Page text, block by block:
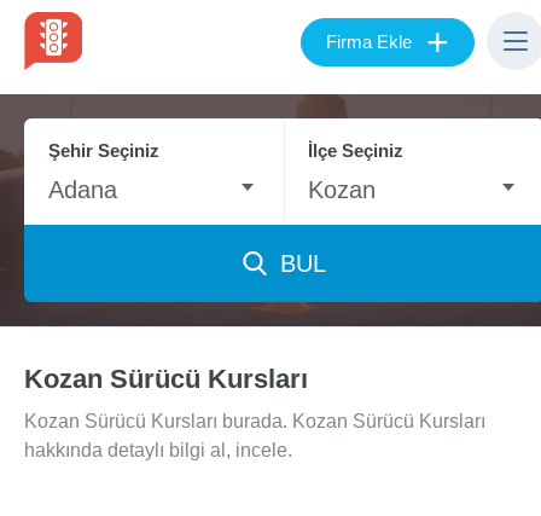
Firma Ekle +
Şehir Seçiniz
Adana
İlçe Seçiniz
Kozan
BUL
Kozan Sürücü Kursları
Kozan Sürücü Kursları burada. Kozan Sürücü Kursları
hakkında detaylı bilgi al, incele.